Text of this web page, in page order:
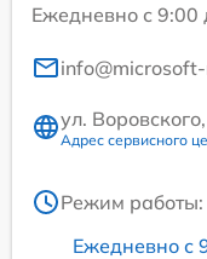
Ежедневно с 9:00
ул.
Адрес сервисного
Режим работы:
Ежедневно с